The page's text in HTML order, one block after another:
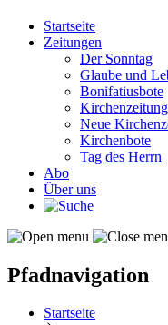
Startseite
Zeitungen
Der Sonntag
Glaube und
Bonifatiusbote
Neue
Kirchenbote
Tag des Herrn
Abo
Über uns
Pfadnavigation
Startseite